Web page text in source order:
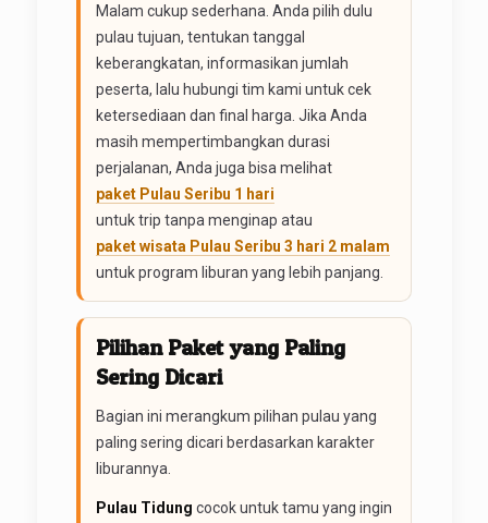
Malam cukup sederhana. Anda pilih dulu
pulau tujuan, tentukan tanggal
keberangkatan, informasikan jumlah
peserta, lalu hubungi tim kami untuk cek
ketersediaan dan final harga. Jika Anda
masih mempertimbangkan durasi
perjalanan, Anda juga bisa melihat
paket Pulau Seribu 1 hari
untuk trip tanpa menginap atau
paket wisata Pulau Seribu 3 hari 2 malam
untuk program liburan yang lebih panjang.
Pilihan Paket yang Paling
Sering Dicari
Bagian ini merangkum pilihan pulau yang
paling sering dicari berdasarkan karakter
liburannya.
Pulau Tidung cocok untuk tamu yang ingin